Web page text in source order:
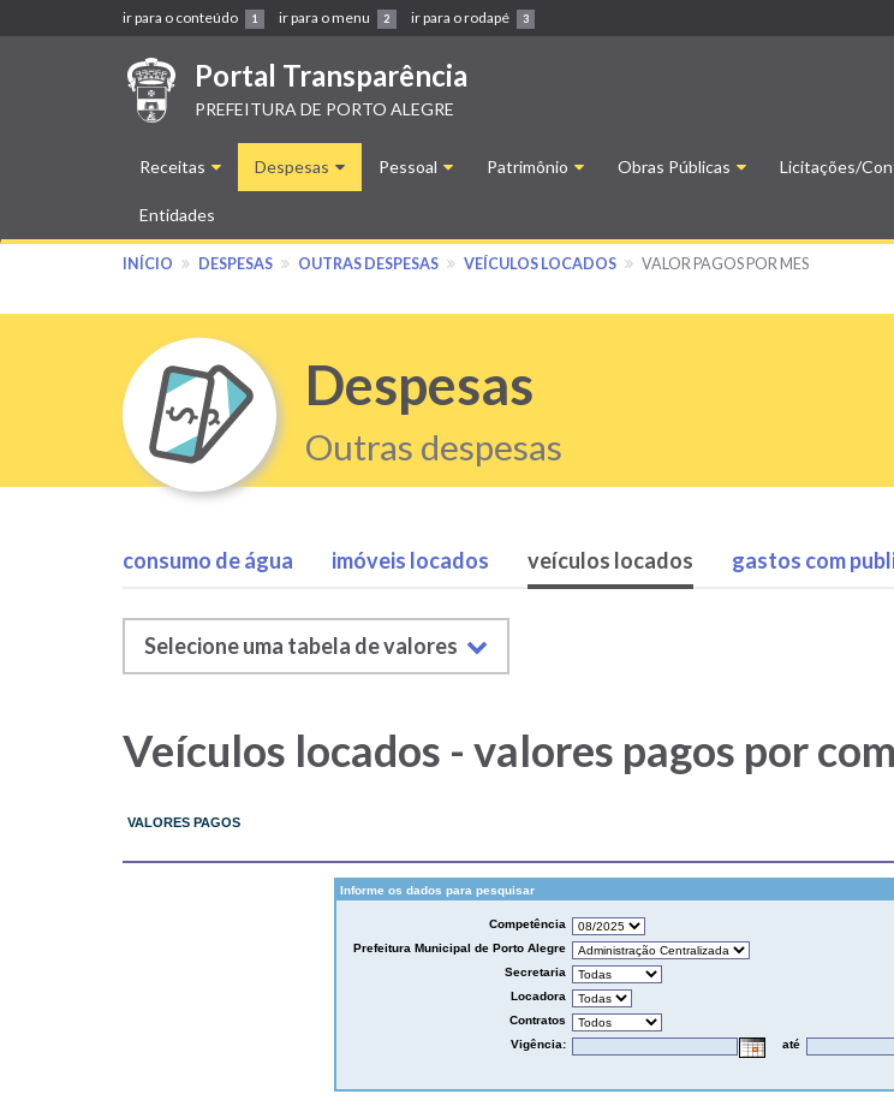
ir para o conteúdo 1 ir para o menu 2 ir para o rodapé 3
Portal Transparência
PREFEITURA DE PORTO ALEGRE
Main
navigation
Receitas Despesas Pessoal Patrimônio Obras Públicas Licitações/
Entidades
INÍCIO DESPESAS OUTRAS DESPESAS VEÍCULOS LOCADOS VALOR PAGOS POR MES
Despesas
Outras despesas
Menu
Despesas/Outras
consumo de água imóveis locados veículos locados gastos com
Despesas/Veículos
-
tabelas
Selecione uma tabela de valores
Veículos locados - valores pagos por